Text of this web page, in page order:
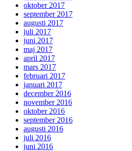
oktober 2017
september 2017
augusti 2017
juli 2017
juni 2017
maj 2017
april 2017
mars 2017
februari 2017
januari 2017
december 2016
november 2016
oktober 2016
september 2016
augusti 2016
juli 2016
juni 2016